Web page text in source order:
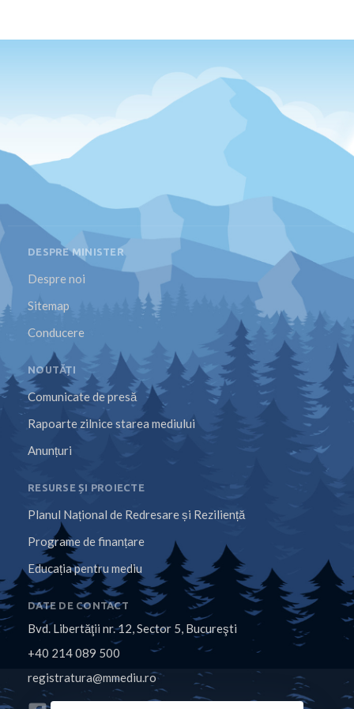
DESPRE MINISTER
Despre noi
Sitemap
Conducere
NOUTĂȚI
Comunicate de presă
Rapoarte zilnice starea mediului
Anunțuri
RESURSE ȘI PROIECTE
Planul Național de Redresare și Reziliență
Programe de finanțare
Educația pentru mediu
DATE DE CONTACT
Bvd. Libertăţii nr. 12, Sector 5, Bucureşti
+40 214 089 500
registratura@mmediu.ro